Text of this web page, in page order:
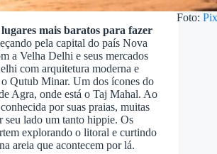
Foto:
lugares mais baratos para fazer
pela capital do país Nova
a Velha Delhi e seus mercados
com arquitetura moderna e
Qutub Minar. Um dos ícones do
Agra, onde está o Taj Mahal. Ao
por suas praias, muitas
seu lado um tanto hippie. Os
explorando o litoral e curtindo
areia que acontecem por lá.